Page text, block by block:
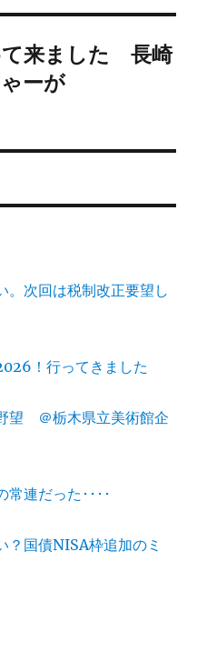
て来ました 長崎
ーが
。次回は税制改正要望し
！行ってきました
望 ＠栃木県立美術館企
常連だった････
？国債NISA枠追加のミ